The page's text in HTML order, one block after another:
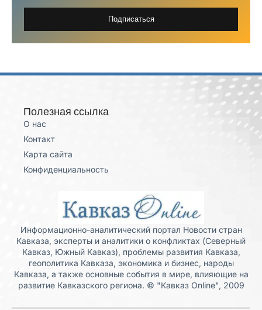
Подписаться
Полезная ссылка
О нас
Контакт
Карта сайта
Конфиденциальность
Информационно-аналитический портал Новости стран
Кавказа, эксперты и аналитики о конфликтах (Северный
Кавказ, Южный Кавказ), проблемы развития Кавказа,
геополитика Кавказа, экономика и бизнес, народы
Кавказа, а также основные события в мире, влияющие на
развитие Кавказского региона. © "Кавказ Online", 2009